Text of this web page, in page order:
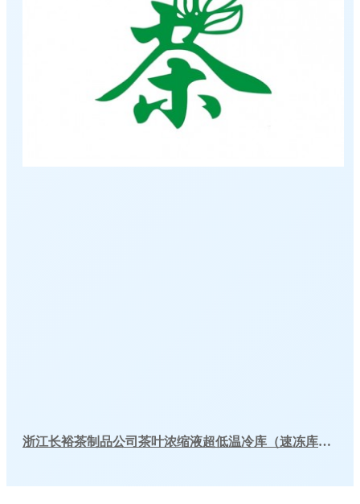
浙江长裕茶制品公司茶叶浓缩液超低温冷库（速冻库）工程建造方案